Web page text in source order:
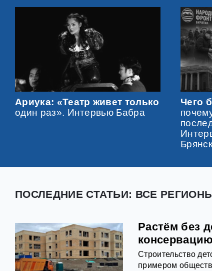
Ариука: «Театр живет только
один раз». Интервью Бабра
Чего
ПОСЛЕДНИЕ СТАТЬИ: ВСЕ
Растём без
консервацию
Строительство
примером